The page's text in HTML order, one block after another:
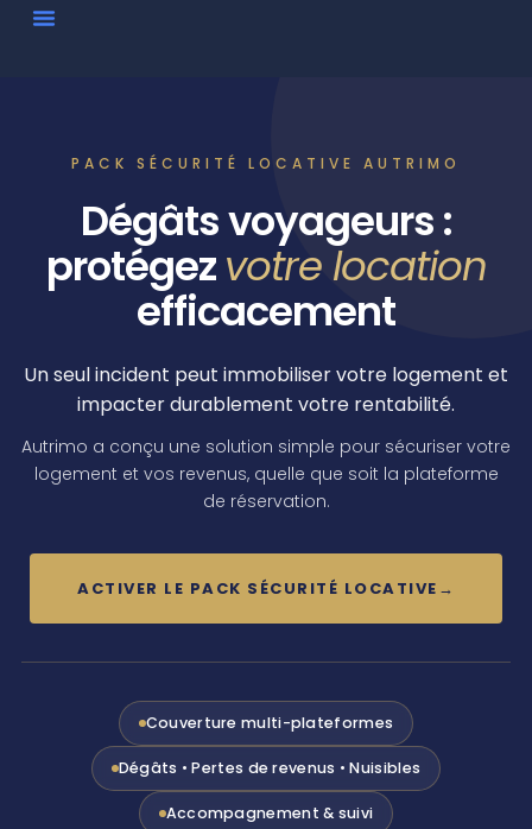
PACK SÉCURITÉ LOCATIVE AUTRIMO
Dégâts voyageurs :
protégezvotre location
efficacement
Un seul incident peut immobiliser votre logement et
impacter durablement votre rentabilité.
Autrimo a conçu une solution simple pour sécuriser votre
logement et vos revenus, quelle que soit la plateforme
de réservation.
ACTIVER LE PACK SÉCURITÉ LOCATIVE →
Couverture multi-plateformes
Dégâts • Pertes de revenus • Nuisibles
Accompagnement & suivi